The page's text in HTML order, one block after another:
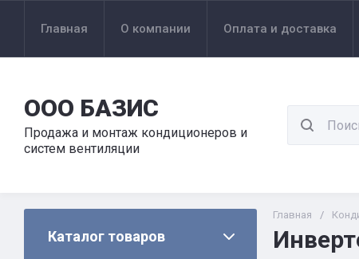
Главная О компании Оплата и доставка
ООО БАЗИС
Продажа и монтаж кондиционеров и
систем вентиляции
Каталог товаров
Главная /